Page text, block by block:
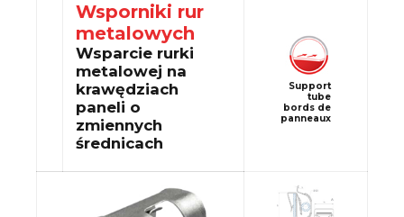
Wsporniki rur
metalowych
Wsparcie rurki
metalowej na
krawędziach
paneli o
zmiennych
średnicach
Support
tube
bords de
panneaux